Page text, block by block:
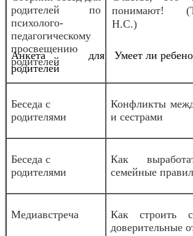
Анкета для
родителей
Умеет ли
родителей по
психолого-
педагогическому
просвещению
родителей
понимают!
Н.С.)
Беседа с
родителями
Конфликты
и сестрами
Беседа с
родителями
Как
семейные
Медиавстреча
Как строить
доверительные